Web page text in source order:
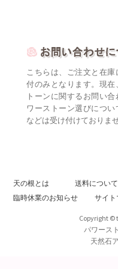
こちらは、ご注文と在庫
付のみとなります。現在
トーンに関するお問い
ワーストーン選びについ
などは受け付けておりませ
天の根とは 送料について
臨時休業のお知らせ
サイト
Copyright ©
パワース
天然石